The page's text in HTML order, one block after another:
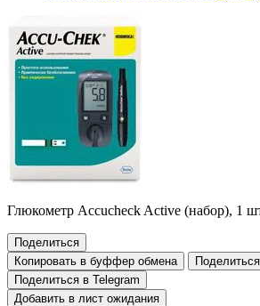
Глюкометр Accucheck Active (набор), 1
Поделиться
Копировать в буффер обмена
Поделиться в Telegram
Добавить в лист ожидания